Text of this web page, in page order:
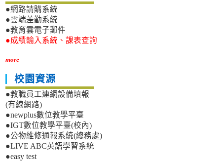
●網路請購系統
●雲端差勤系統
●教育雲電子郵件
●成績輸入系統、課表查詢
more
校園資源
●教職員工連網設備填報
(有線網路)
●newplus數位教學平臺
●IGT數位教學平臺(校內)
●公物維修通報系統(總務處)
●LIVE ABC英語學習系統
●easy test